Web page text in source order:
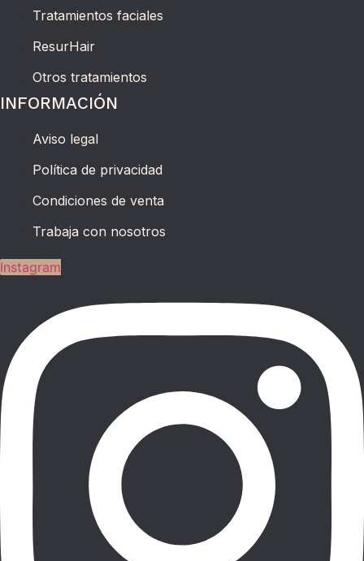
Tratamientos faciales
ResurHair
Otros tratamientos
INFORMACIÓN
Aviso legal
Política de privacidad
Condiciones de venta
Trabaja con nosotros
Instagram